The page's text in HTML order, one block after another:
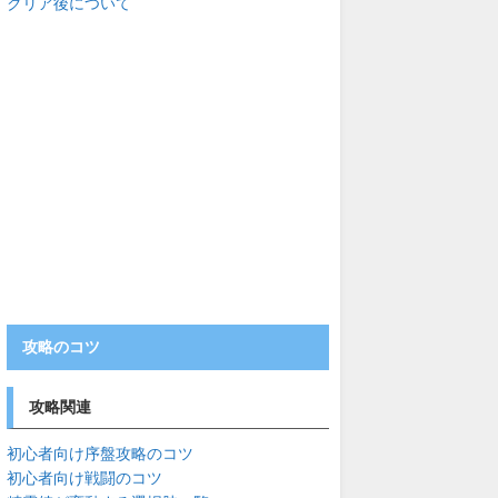
クリア後について
攻略のコツ
攻略関連
初心者向け序盤攻略のコツ
初心者向け戦闘のコツ